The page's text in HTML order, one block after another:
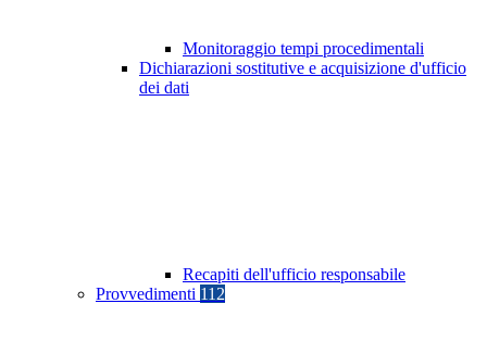
Monitoraggio tempi procedimentali
Dichiarazioni sostitutive e acquisizione d'ufficio
dei dati
Recapiti dell'ufficio responsabile
Provvedimenti 112